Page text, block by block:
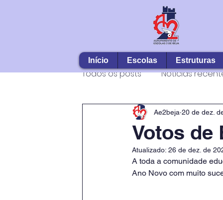
Início Escolas Estruturas
Todos os posts Notícias
Votos de
Ae2beja 20 de dez.
Atualizado: 26 de dez. de
A toda a comunidade
Ano Novo com muito